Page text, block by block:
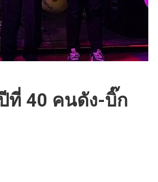
ที่ 40 คนดัง-บิ๊ก